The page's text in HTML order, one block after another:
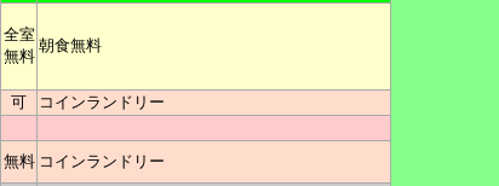
全室
無料
朝食無料
可
コインランドリー
無料 コインランドリー